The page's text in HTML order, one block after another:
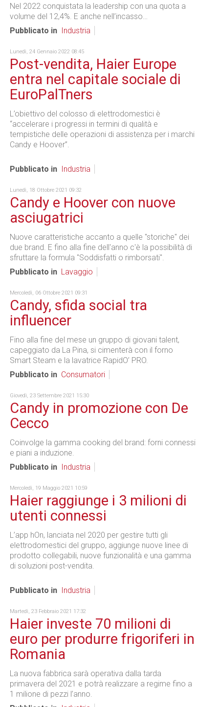
Nel 2022 conquistata la leadership con una quota a
volume del 12,4%. E anche nell’incasso…
Pubblicato in
Industria
Lunedì, 24 Gennaio 2022 08:45
Post-vendita, Haier Europe
entra nel capitale sociale di
EuroPalTners
L’obiettivo del colosso di elettrodomestici è
“accelerare i progressi in termini di qualità e
tempistiche delle operazioni di assistenza per i marchi
Candy e Hoover”.
Pubblicato in Industria
Lunedì, 18 Ottobre 2021 09:32
Candy e Hoover con nuove
asciugatrici
Nuove caratteristiche accanto a quelle "storiche" dei
due brand. E fino alla fine dell'anno c'è la possibilità di
sfruttare la formula "Soddisfatti o rimborsati".
Pubblicato in Lavaggio
Mercoledì, 06 Ottobre 2021 09:31
Candy, sfida social tra
influencer
Fino alla fine del mese un gruppo di giovani talent,
capeggiato da La Pina, si cimenterà con il forno
Smart Steam e la lavatrice RapidO’ PRO.
Pubblicato in Consumatori
Giovedì, 23 Settembre 2021 15:30
Candy in promozione con De
Cecco
Coinvolge la gamma cooking del brand: forni connessi
e piani a induzione.
Pubblicato in
Industria
Mercoledì, 19 Maggio 2021 10:59
Haier raggiunge i 3 milioni di
utenti connessi
L’app hOn, lanciata nel 2020 per gestire tutti gli
elettrodomestici del gruppo, aggiunge nuove linee di
prodotto collegabili, nuove funzionalità e una gamma
di soluzioni post-vendita.
Pubblicato in Industria
Martedì, 23 Febbraio 2021 17:32
Haier investe 70 milioni di
euro per produrre frigoriferi in
Romania
La nuova fabbrica sarà operativa dalla tarda
primavera del 2021 e potrà realizzare a regime fino a
1 milione di pezzi l’anno.